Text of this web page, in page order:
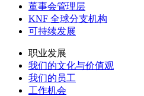
董事会管理层
KNF 全球分支机构
可持续发展
职业发展
我们的文化与价值观
我们的员工
工作机会